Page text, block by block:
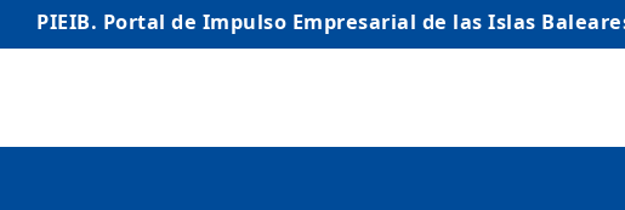
PIEIB. Portal de Impulso Empresarial de las Islas
INICIO